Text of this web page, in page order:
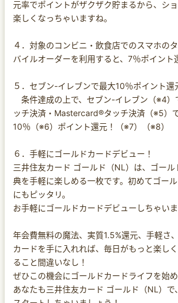
元率でポイントがザクザク貯まるから、シ
楽しくなっちゃいますね。
４．対象のコンビニ・飲食店でのスマホの
バイルオーダーを利用すると、7％ポイント
５．セブン-イレブンで最大10％ポイント還
条件達成の上で、セブン-イレブン（※4）
ッチ決済・Mastercard®タッチ決済（※5）
10％（※6）ポイント還元！（※7）（※8）
６．手軽にゴールドカードデビュー！
三井住友カード ゴールド（NL）は、ゴー
典を手軽に楽しめる一枚です。初めてゴー
にもピッタリ。
お手軽にゴールドカードデビューしちゃいま
年会費無料の魔法、実質1.5%還元、手軽さ
カードを手に入れれば、毎日がもっと楽し
ること間違いなし！
ぜひこの機会にゴールドカードライフを始
あなたも三井住友カード ゴールド（NL）で